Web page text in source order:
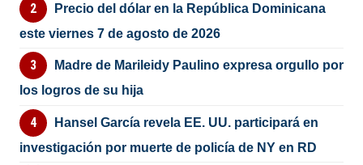
Precio del dólar en la República Dominicana
este viernes 7 de agosto de 2026
Madre de Marileidy Paulino expresa orgullo por
los logros de su hija
Hansel García revela EE. UU. participará en
investigación por muerte de policía de NY en RD